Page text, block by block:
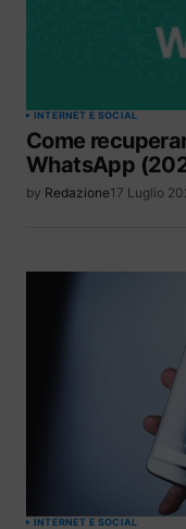
INTERNET E SOCIAL
Come
WhatsApp
by Redazione17 Luglio
INTERNET E SOCIAL